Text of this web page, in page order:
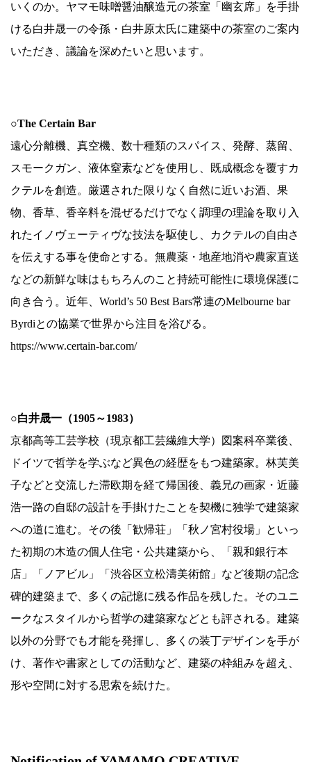
いくのか。ヤマモ味噌醤油醸造元の茶室「幽玄席」を手掛
ける白井晟一の令孫・白井原太氏に建築中の茶室のご案内
いただき、議論を深めたいと思います。
○The Certain Bar
遠心分離機、真空機、数十種類のスパイス、発酵、蒸留、
スモークガン、液体窒素などを使用し、既成概念を覆すカ
クテルを創造。厳選された限りなく自然に近いお酒、果
物、香草、香辛料を混ぜるだけでなく調理の理論を取り入
れたイノヴェーティヴな技法を駆使し、カクテルの自由さ
を伝えする事を使命とする。無農薬・地産地消や農家直送
などの新鮮な味はもちろんのこと持続可能性に環境保護に
向き合う。近年、World’s 50 Best Bars常連のMelbourne bar
Byrdiとの協業で世界から注目を浴びる。
https://www.certain-bar.com/
○白井晟一（1905～1983）
京都高等工芸学校（現京都工芸繊維大学）図案科卒業後、
ドイツで哲学を学ぶなど異色の経歴をもつ建築家。林芙美
子などと交流した滞欧期を経て帰国後、義兄の画家・近藤
浩一路の自邸の設計を手掛けたことを契機に独学で建築家
への道に進む。その後「歓帰荘」「秋ノ宮村役場」といっ
た初期の木造の個人住宅・公共建築から、「親和銀行本
店」「ノアビル」「渋谷区立松濤美術館」など後期の記念
碑的建築まで、多くの記憶に残る作品を残した。そのユニ
ークなスタイルから哲学の建築家などとも評される。建築
以外の分野でも才能を発揮し、多くの装丁デザインを手が
け、著作や書家としての活動など、建築の枠組みを超え、
形や空間に対する思索を続けた。